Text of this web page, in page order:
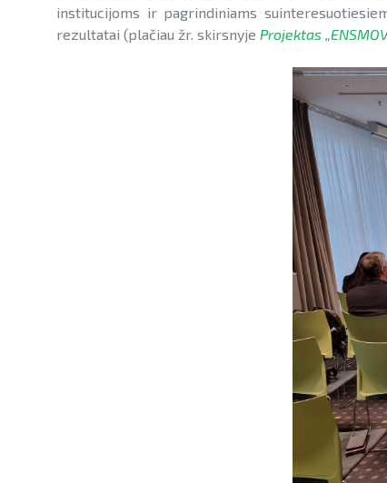
institucijoms ir pagrindiniams
rezultatai (plačiau žr. skirsnyje Projektas